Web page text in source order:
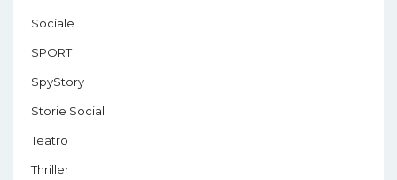
Sociale
SPORT
SpyStory
Storie Social
Teatro
Thriller